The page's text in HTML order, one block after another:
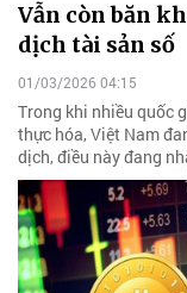
Vẫn còn băn
dịch tài sản số
01/03/2026 04:15
Trong khi nhiều quốc
thực hóa, Việt Nam
dịch, điều này đang